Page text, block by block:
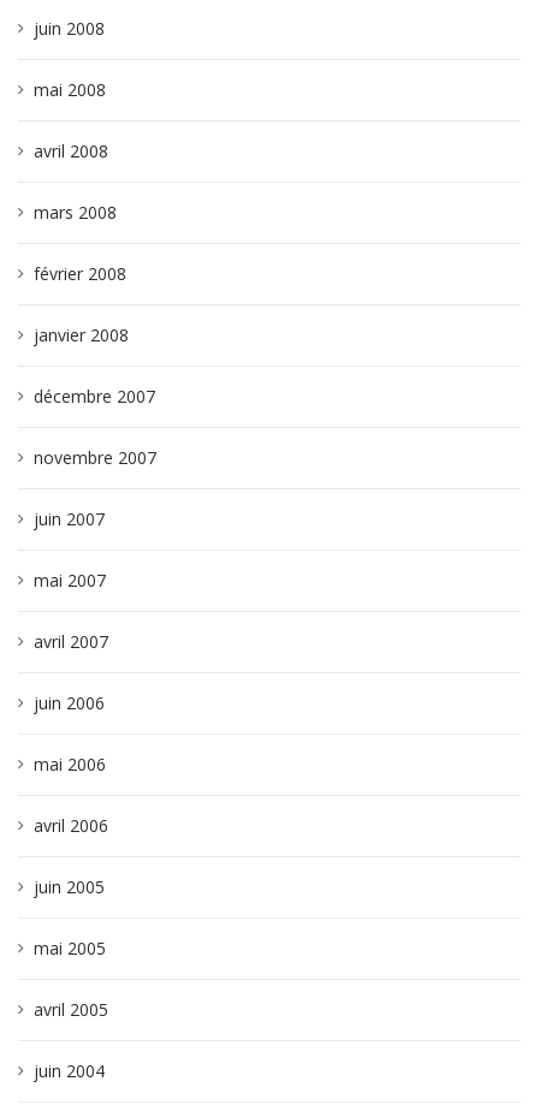
juin 2008
mai 2008
avril 2008
mars 2008
février 2008
janvier 2008
décembre 2007
novembre 2007
juin 2007
mai 2007
avril 2007
juin 2006
mai 2006
avril 2006
juin 2005
mai 2005
avril 2005
juin 2004